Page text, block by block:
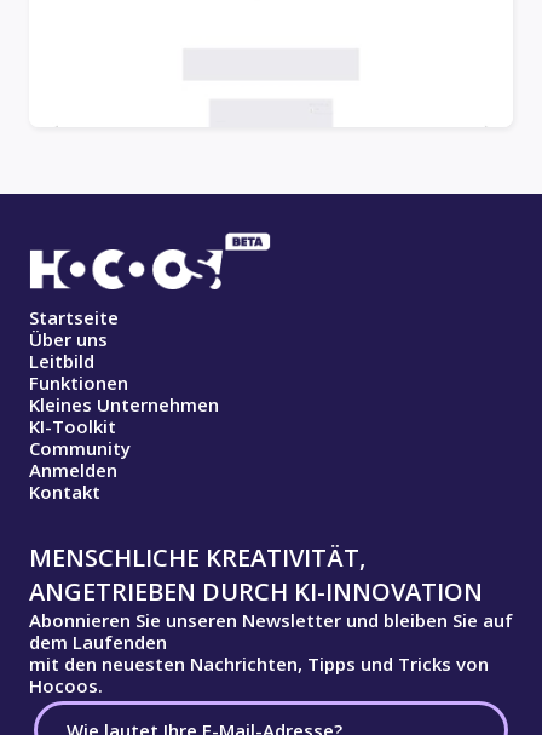
Startseite
Über uns
Leitbild
Funktionen
Kleines Unternehmen
KI-Toolkit
Community
Anmelden
Kontakt
MENSCHLICHE KREATIVITÄT,
ANGETRIEBEN DURCH KI-INNOVATION
Abonnieren Sie unseren Newsletter und bleiben Sie auf
dem Laufenden
mit den neuesten Nachrichten, Tipps und Tricks von
Hocoos.